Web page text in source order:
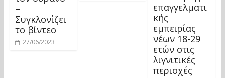
–
Συγκλονίζει
το βίντεο
27/06/2023
επαγγελματι
κής
εμπειρίας
νέων 18-29
ετών στις
λιγνιτικές
περιοχές